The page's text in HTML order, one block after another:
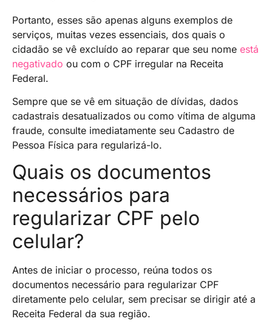
Portanto, esses são apenas alguns exemplos de
serviços, muitas vezes essenciais, dos quais o
cidadão se vê excluído ao reparar que seu nome está
negativado ou com o CPF irregular na Receita
Federal.
Sempre que se vê em situação de dívidas, dados
cadastrais desatualizados ou como vítima de alguma
fraude, consulte imediatamente seu Cadastro de
Pessoa Física para regularizá-lo.
Quais os documentos
necessários para
regularizar CPF pelo
celular?
Antes de iniciar o processo, reúna todos os
documentos necessário para regularizar CPF
diretamente pelo celular, sem precisar se dirigir até a
Receita Federal da sua região.